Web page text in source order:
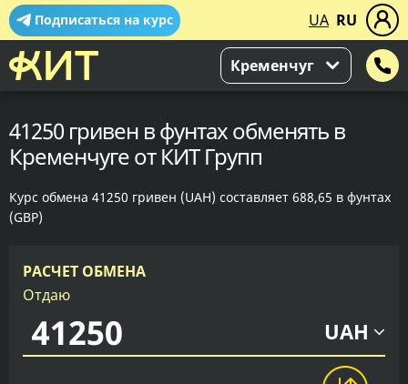
Подписаться на курс UA RU
Кременчуг
41250 гривен в фунтах обменять в
Кременчуге от КИТ Групп
Курс обмена 41250 гривен (UAH) составляет 688,65 в фунтах
(GBP)
РАСЧЕТ ОБМЕНА
Отдаю
UAH